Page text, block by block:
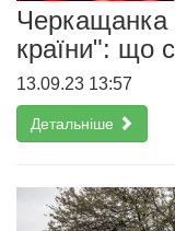
Черкащанка
країни": що
13.09.23 13:57
Детальніше